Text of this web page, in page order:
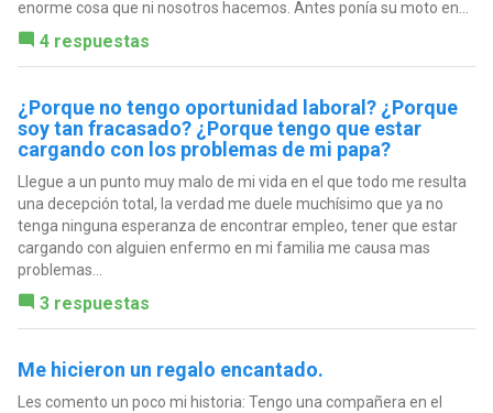
enorme cosa que ni nosotros hacemos. Antes ponía su moto en...
4 respuestas
¿Porque no tengo oportunidad laboral? ¿Porque
soy tan fracasado? ¿Porque tengo que estar
cargando con los problemas de mi papa?
Llegue a un punto muy malo de mi vida en el que todo me resulta
una decepción total, la verdad me duele muchísimo que ya no
tenga ninguna esperanza de encontrar empleo, tener que estar
cargando con alguien enfermo en mi familia me causa mas
problemas...
3 respuestas
Me hicieron un regalo encantado.
Les comento un poco mi historia: Tengo una compañera en el